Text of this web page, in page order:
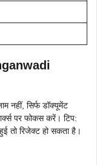
नहीं, सिर्फ डॉक्यूमेंट
पर फोकस करें। टिप:
तो रिजेक्ट हो सकता है।